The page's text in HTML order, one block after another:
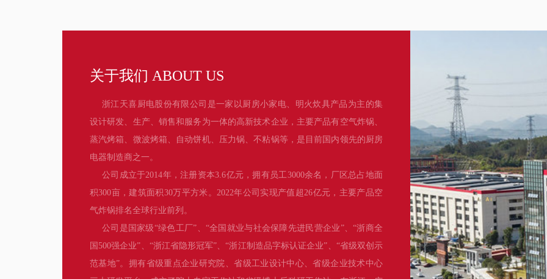
关于我们 ABOUT US
浙江天喜厨电股份有限公司是一家以厨房小家电、明火炊具产品为主的集
设计研发、生产、销售和服务为一体的高新技术企业，主要产品有空气炸锅、
蒸汽烤箱、微波烤箱、自动饼机、压力锅、不粘锅等，是目前国内领先的厨房
电器制造商之一。
公司成立于2014年，注册资本3.6亿元，拥有员工3000余名，厂区总占地面
积300亩，建筑面积30万平方米。2022年公司实现产值超26亿元，主要产品空
气炸锅排名全球行业前列。
公司是国家级“绿色工厂”、“全国就业与社会保障先进民营企业”、“浙商全
国500强企业”、“浙江省隐形冠军”、“浙江制造品字标认证企业”、“省级双创示
范基地”。拥有省级重点企业研究院、省级工业设计中心、省级企业技术中心